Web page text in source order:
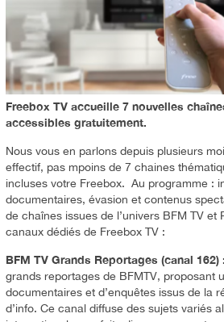
Freebox TV accueille 7 nouvelles
accessibles gratuitement.
Nous vous en parlons depuis plusieurs
effectif, pas mpoins de 7 chaines
incluses votre Freebox. Au programme :
documentaires, évasion et contenus
de chaînes issues de l’univers BFM TV et
canaux dédiés de Freebox TV :
BFM TV Grands Reportages (canal 162) :
grands reportages de BFMTV, proposant
documentaires et d’enquêtes issus de la
d’info. Ce canal diffuse des sujets variés